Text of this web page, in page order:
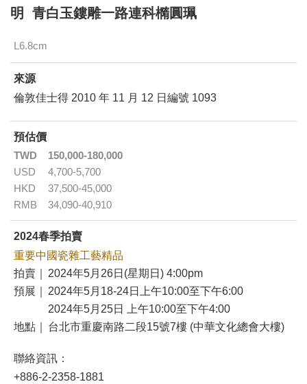
明 青白玉鏤雕一路連科橢圓珮
L6.8cm
來源
倫敦佳士得 2010 年 11 月 12 日編號 1093
預估價
TWD
150,000-180,000
USD
4,700-5,700
HKD
37,500-45,000
RMB
34,090-40,910
2024春季拍賣
重要中國瓷雜工藝精品
拍賣｜
2024年5月26日(星期日) 4:00pm
預展｜
2024年5月18-24日上午10:00至下午6:00
2024年5月25日 上午10:00至下午4:00
地點｜
台北市重慶南路二段15號7樓 (中華文化總會大樓)
聯絡資訊：
+886-2-2358-1881